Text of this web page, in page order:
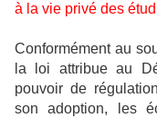
à la vie privé des
Conformément au
la loi attribue au
pouvoir de
son adoption, les